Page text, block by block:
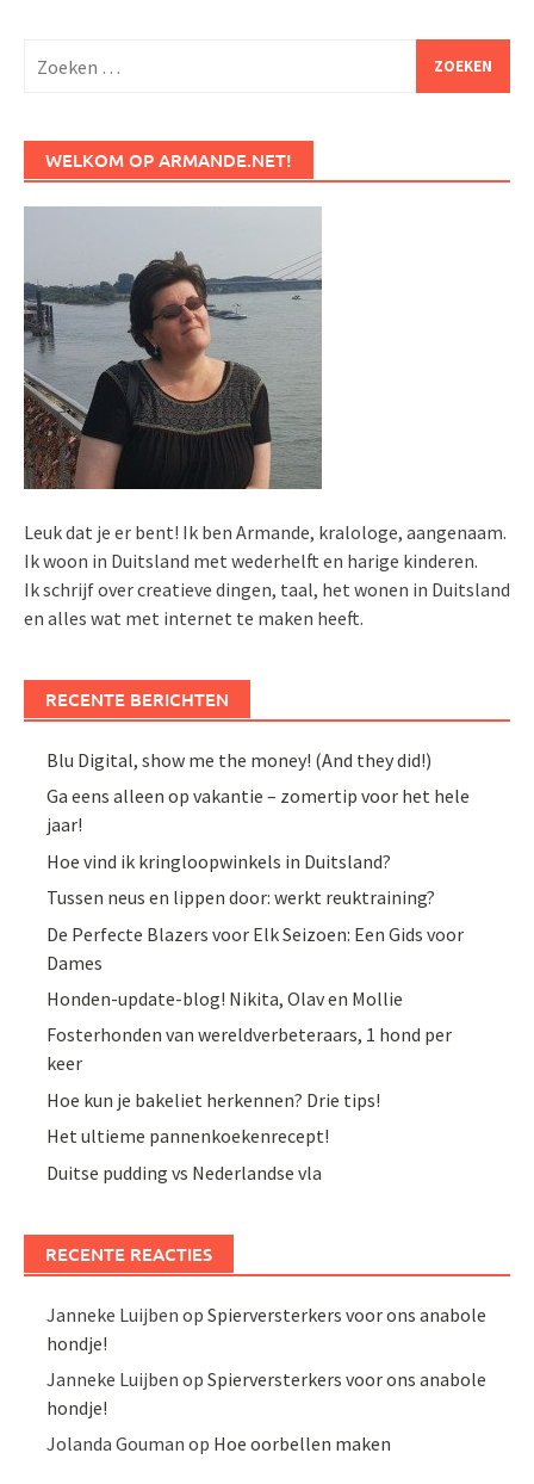
naar:
WELKOM OP ARMANDE.NET!
Leuk dat je er bent! Ik ben Armande, kralologe, aangenaam.
Ik woon in Duitsland met wederhelft en harige kinderen.
Ik schrijf over creatieve dingen, taal, het wonen in Duitsland
en alles wat met internet te maken heeft.
RECENTE BERICHTEN
Blu Digital, show me the money! (And they did!)
Ga eens alleen op vakantie – zomertip voor het hele
jaar!
Hoe vind ik kringloopwinkels in Duitsland?
Tussen neus en lippen door: werkt reuktraining?
De Perfecte Blazers voor Elk Seizoen: Een Gids voor
Dames
Honden-update-blog! Nikita, Olav en Mollie
Fosterhonden van wereldverbeteraars, 1 hond per
keer
Hoe kun je bakeliet herkennen? Drie tips!
Het ultieme pannenkoekenrecept!
Duitse pudding vs Nederlandse vla
RECENTE REACTIES
Janneke Luijben opSpierversterkers voor ons anabole
hondje!
Janneke Luijben opSpierversterkers voor ons anabole
hondje!
Jolanda Gouman op Hoe oorbellen maken